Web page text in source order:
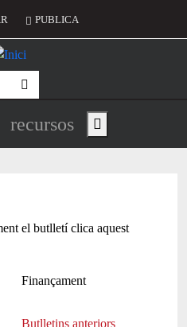
compte d'usuari
PUBLICA
principal de
recursos Show main menu
el butlletí clica aquest
Finançament
Butlletins anteriors